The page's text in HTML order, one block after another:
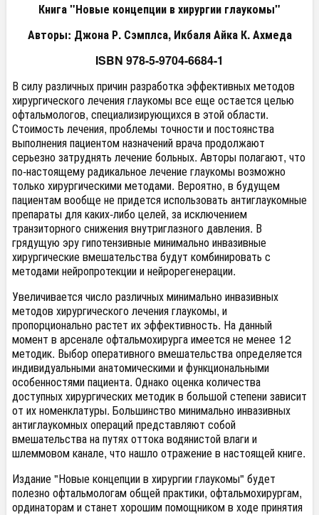
Книга "Новые концепции в хирургии глаукомы"
Авторы: Джона Р. Сэмплса, Икбаля Айка К. Ахмеда
ISBN 978-5-9704-6684-1
В силу различных причин разработка эффективных методов
хирургического лечения глаукомы все еще остается целью
офтальмологов, специализирующихся в этой области.
Стоимость лечения, проблемы точности и постоянства
выполнения пациентом назначений врача продолжают
серьезно затруднять лечение больных. Авторы полагают, что
по-настоящему радикальное лечение глаукомы возможно
только хирургическими методами. Вероятно, в будущем
пациентам вообще не придется использовать антиглаукомные
препараты для каких-либо целей, за исключением
транзиторного снижения внутриглазного давления. В
грядущую эру гипотензивные минимально инвазивные
хирургические вмешательства будут комбинировать с
методами нейропротекции и нейрорегенерации.
Увеличивается число различных минимально инвазивных
методов хирургического лечения глаукомы, и
пропорционально растет их эффективность. На данный
момент в арсенале офтальмохирурга имеется не менее 12
методик. Выбор оперативного вмешательства определяется
индивидуальными анатомическими и функциональными
особенностями пациента. Однако оценка количества
доступных хирургических методик в большой степени зависит
от их номенклатуры. Большинство минимально инвазивных
антиглаукомных операций представляют собой
вмешательства на путях оттока водянистой влаги и
шлеммовом канале, что нашло отражение в настоящей книге.
Издание "Новые концепции в хирургии глаукомы" будет
полезно офтальмологам общей практики, офтальмохирургам,
ординаторам и станет хорошим помощником в ходе принятия